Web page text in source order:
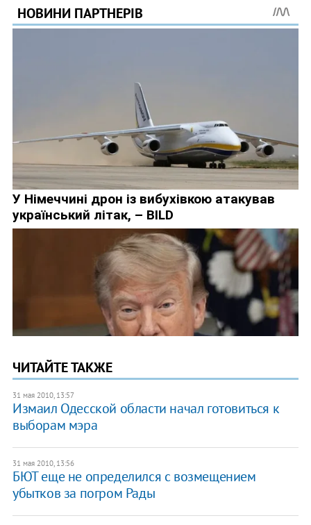
ЧИТАЙТЕ ТАКЖЕ
31 мая 2010, 13:57
Измаил Одесской области начал готовиться к
выборам мэра
31 мая 2010, 13:56
БЮТ еще не определился с возмещением
убытков за погром Рады